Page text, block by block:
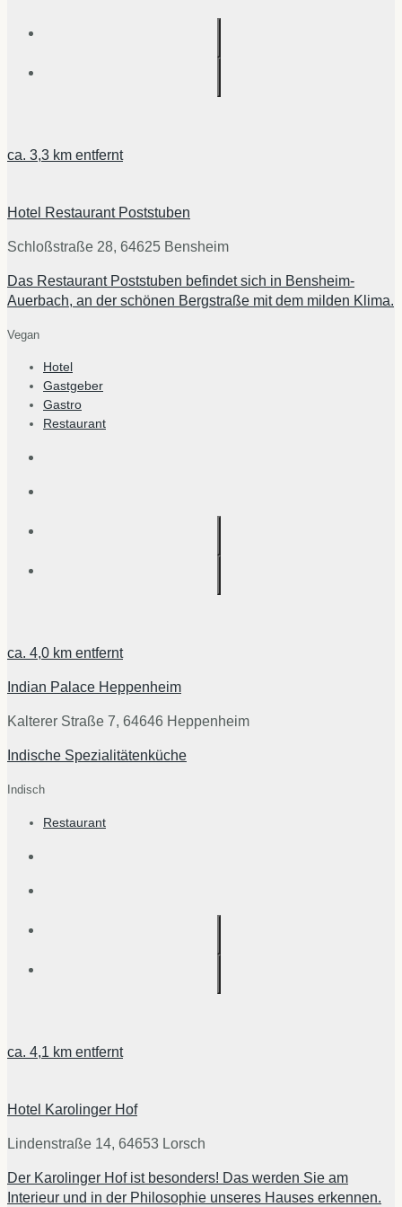
ca. 3,3 km entfernt
Hotel Restaurant Poststuben
Schloßstraße 28, 64625 Bensheim
Das Restaurant Poststuben befindet sich in Bensheim-
Auerbach, an der schönen Bergstraße mit dem milden Klima.
Vegan
Hotel
Gastgeber
Gastro
Restaurant
ca. 4,0 km entfernt
Indian Palace Heppenheim
Kalterer Straße 7, 64646 Heppenheim
Indische Spezialitätenküche
Indisch
Restaurant
ca. 4,1 km entfernt
Hotel Karolinger Hof
Lindenstraße 14, 64653 Lorsch
Der Karolinger Hof ist besonders! Das werden Sie am
Interieur und in der Philosophie unseres Hauses erkennen.